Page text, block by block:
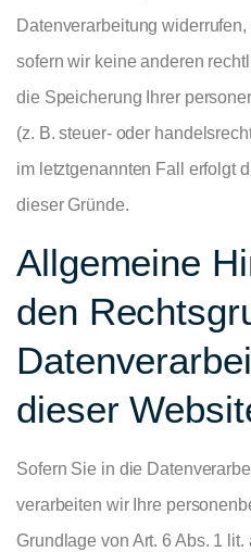
Datenverarbeitung
sofern wir keine anderen
die Speicherung Ihrer
(z. B. steuer- oder
im letztgenannten Fall erfolgt
dieser Gründe.
Allgemeine
den
dieser
Sofern Sie in die
verarbeiten wir Ihre
Grundlage von Art. 6 Abs. 1